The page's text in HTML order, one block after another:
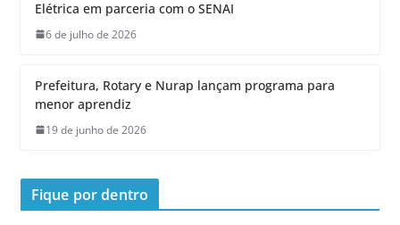
Elétrica em parceria com o SENAI
6 de julho de 2026
Prefeitura, Rotary e Nurap lançam programa para
menor aprendiz
19 de junho de 2026
Fique por dentro